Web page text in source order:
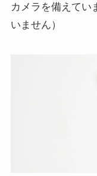
カメラを備えて
いません）